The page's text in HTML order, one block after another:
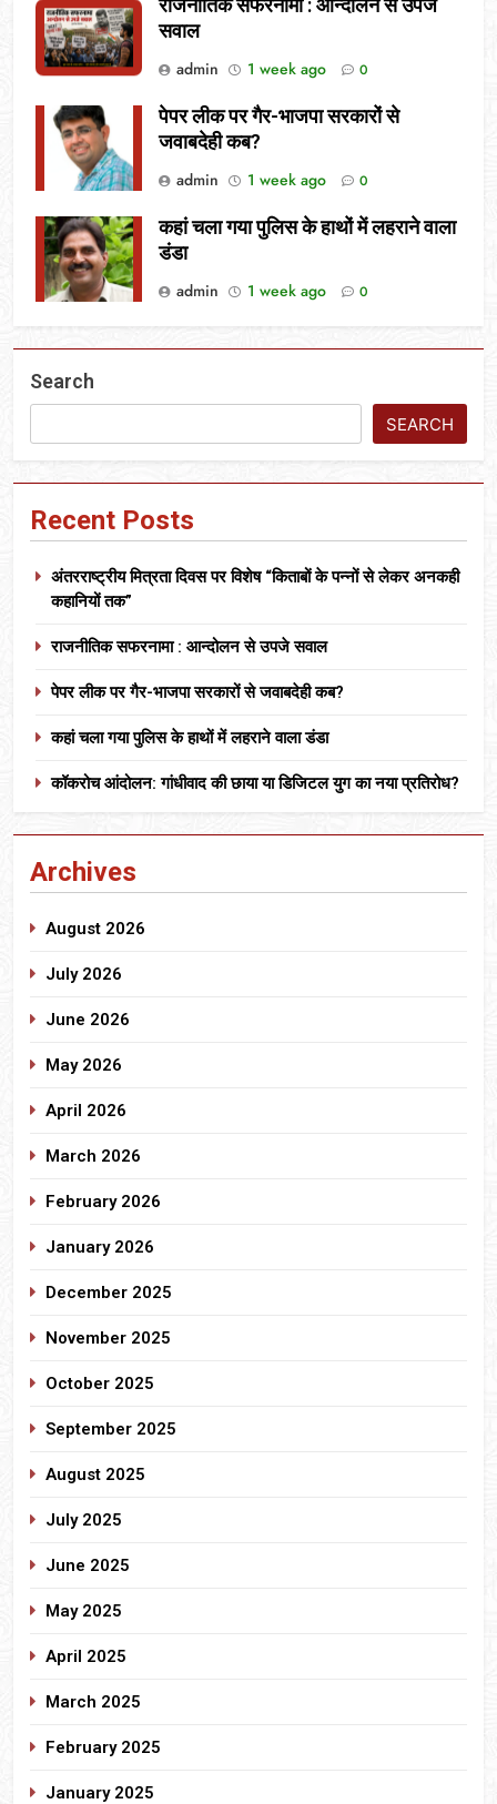
राजनीतिक सफरनामा : आन्दोलन से उपजे
सवाल
admin
1 week ago 0
पेपर लीक पर गैर-भाजपा सरकारों से
जवाबदेही कब?
admin
1 week ago 0
कहां चला गया पुलिस के हाथों में लहराने वाला
डंडा
admin
1 week ago 0
Search
SEARCH
Recent Posts
अंतरराष्ट्रीय मित्रता दिवस पर विशेष “किताबों के पन्नों से लेकर अनकही
कहानियों तक”
राजनीतिक सफरनामा : आन्दोलन से उपजे सवाल
पेपर लीक पर गैर-भाजपा सरकारों से जवाबदेही कब?
कहां चला गया पुलिस के हाथों में लहराने वाला डंडा
कॉकरोच आंदोलन: गांधीवाद की छाया या डिजिटल युग का नया प्रतिरोध?
Archives
August 2026
July 2026
June 2026
May 2026
April 2026
March 2026
February 2026
January 2026
December 2025
November 2025
October 2025
September 2025
August 2025
July 2025
June 2025
May 2025
April 2025
March 2025
February 2025
January 2025